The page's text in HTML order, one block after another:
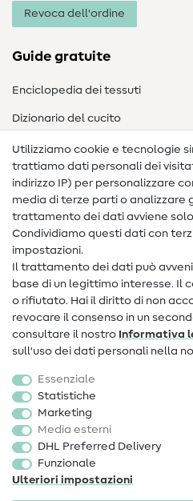
Revoca dell'ordine
Guide gratuite
Enciclopedia dei tessuti
Dizionario del cucito
Nähanleitungen
Assistenza e contatto
Contatto
Informazioni sul nuovo proprietario
FAQ
Diritto di recesso
Popolare
Accessori cucito
Sale
Utilizziamo cookie e tecnologie
trattiamo dati personali dei
indirizzo IP) per personalizzare
media di terze parti o analizzare
trattamento dei dati avviene
Condividiamo questi dati con
impostazioni.
Il trattamento dei dati può
base di un legittimo interesse. Il
o rifiutato. Hai il diritto di non
revocare il consenso in un
consultare il nostro Informativa
sull'uso dei dati personali nella
Essenziale
Statistiche
Marketing
Media esterni
DHL Preferred Delivery
Funzionale
Ulteriori impostazioni